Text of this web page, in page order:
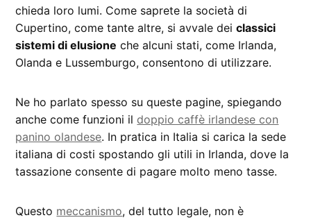
chieda loro lumi. Come saprete la società di
Cupertino, come tante altre, si avvale deiclassici
sistemi di elusione che alcuni stati, come Irlanda,
Olanda e Lussemburgo, consentono di utilizzare.
Ne ho parlato spesso su queste pagine, spiegando
anche come funzioni il doppio caffè irlandese con
panino olandese. In pratica in Italia si carica la sede
italiana di costi spostando gli utili in Irlanda, dove la
tassazione consente di pagare molto meno tasse.
Questo meccanismo, del tutto legale, non è